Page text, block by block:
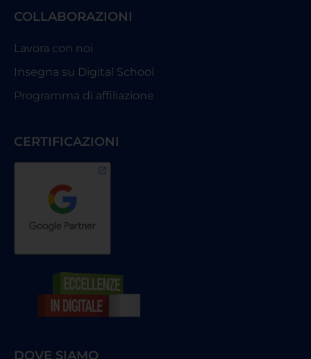
COLLABORAZIONI
Lavora con noi
Insegna su Digital School
Programma di affiliazione
CERTIFICAZIONI
DOVE SIAMO